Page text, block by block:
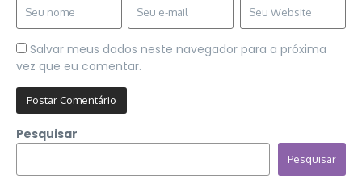
Salvar meus dados neste navegador para a próxima
vez que eu comentar.
Pesquisar
Pesquisar